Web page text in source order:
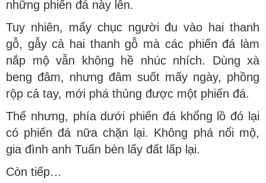
những phiến đá này lên.
Tuy nhiên, mấy chục người đu vào hai thanh
gỗ, gẫy cả hai thanh gỗ mà các phiến đá làm
nắp mộ vẫn không hề nhúc nhích. Dùng xà
beng đâm, nhưng đâm suốt mấy ngày, phồng
rộp cả tay, mới phá thủng được một phiến đá.
Thế nhưng, phía dưới phiến đá khổng lồ đó lại
có phiến đá nữa chặn lại. Không phá nổi mộ,
gia đình anh Tuấn bèn lấy đất lấp lại.
Còn tiếp…